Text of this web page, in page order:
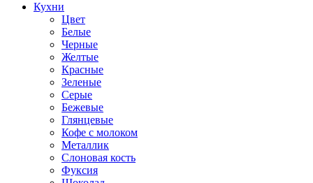
Кухни
Цвет
Белые
Черные
Желтые
Красные
Зеленые
Серые
Бежевые
Глянцевые
Кофе с молоком
Металлик
Слоновая кость
Фуксия